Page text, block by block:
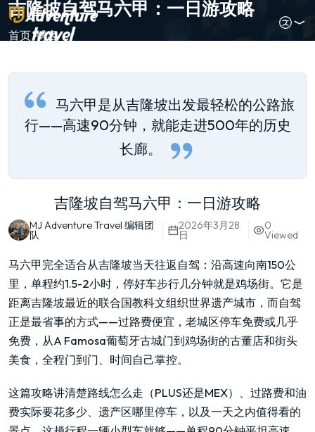
吉隆坡自驾马六甲：一日游攻略
首页 博客
马六甲是从吉隆坡出发最轻松的公路旅
行——高速90分钟，就能走进500年的历史
长廊。
吉隆坡自驾马六甲：一日游攻略
MJ Adventure Travel 编辑团
队
2026年3月28
日
0
Viewed
马六甲完全适合从吉隆坡当天往返自驾：沿高速向南150公
里，单程约1.5-2小时，停好车步行几分钟就是鸡场街。它是
距离吉隆坡最近的联合国教科文组织世界遗产城市，而自驾
正是最省事的方式——过路费便宜，老城区停车免费或几乎
免费，从A Famosa葡萄牙古城门到鸡场街的古董店和街头
美食，全程门到门、时间自己掌控。
这篇攻略讲清楚路线怎么走（PLUS还是MEX）、过路费和油
费实际要花多少、遗产区哪里停车，以及一天之内值得看的